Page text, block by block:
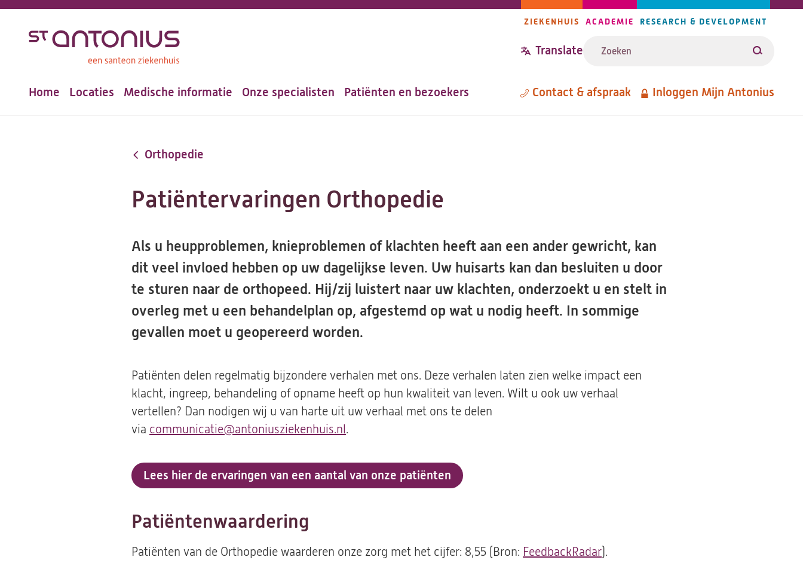
inhoud
navigatie
ZIEKENHUIS ACADEMIE RESEARCH & DEVELOPMENT
Translate Zoeken
Hoofdnavigatie
Home Locaties Medische informatie Onze specialisten Patiënten en bezoekers Metanavigatie
Contact & afspraak Inloggen Mijn Antonius
Orthopedie
Patiëntervaringen Orthopedie
Als u heupproblemen, knieproblemen of klachten heeft aan een ander gewricht, kan
dit veel invloed hebben op uw dagelijkse leven. Uw huisarts kan dan besluiten u door
te sturen naar de orthopeed. Hij/zij luistert naar uw klachten, onderzoekt u en stelt in
overleg met u een behandelplan op, afgestemd op wat u nodig heeft. In sommige
gevallen moet u geopereerd worden.
Patiënten delen regelmatig bijzondere verhalen met ons. Deze verhalen laten zien welke impact een
klacht, ingreep, behandeling of opname heeft op hun kwaliteit van leven. Wilt u ook uw verhaal
vertellen? Dan nodigen wij u van harte uit uw verhaal met ons te delen
via communicatie@antoniusziekenhuis.nl(opent
een
nieuwe
.
Lees hier de ervaringen van een aantal van onze patiënten
Patiëntenwaardering
Patiënten van de Orthopedie waarderen onze zorg met het cijfer: 8,55 (Bron: FeedbackRadar(opent
).